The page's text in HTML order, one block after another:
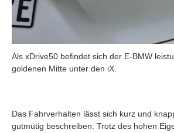
Als xDrive50 befindet sich der E-BMW
goldenen Mitte unter den iX.
Das Fahrverhalten lässt sich kurz und
gutmütig beschreiben. Trotz des hohen